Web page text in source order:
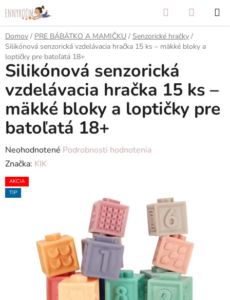
na
obsah
Hľadať
KOŠÍK
Domov / PRE BÁBÄTKO A MAMIČKU / Senzorické hračky /
Silikónová senzorická vzdelávacia hračka 15 ks – mäkké bloky a
loptičky pre batoľatá 18+
Silikónová senzorická
vzdelávacia hračka 15 ks –
mäkké bloky a loptičky pre
batoľatá 18+
Priemerné
hodnotenie
produktu
je
hviezdičiek.
Neohodnotené Podrobnosti hodnotenia
Značka: KIK
AKCIA
TIP